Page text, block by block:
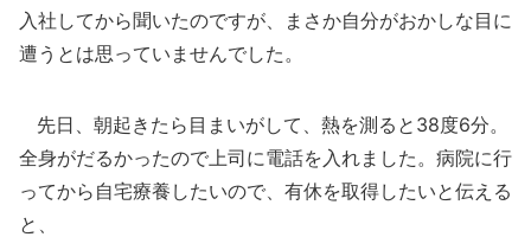
入社してから聞いたのですが、まさか自分がおかしな目に
遭うとは思っていませんでした。
先日、朝起きたら目まいがして、熱を測ると38度6分。
全身がだるかったので上司に電話を入れました。病院に行
ってから自宅療養したいので、有休を取得したいと伝える
と、